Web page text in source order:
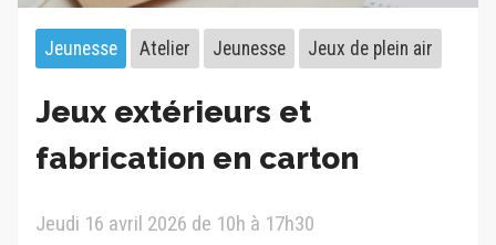
Jeunesse Atelier Jeunesse Jeux de plein air
Jeux extérieurs et
fabrication en carton
Jeudi 16 avril 2026 de 10h à 17h30